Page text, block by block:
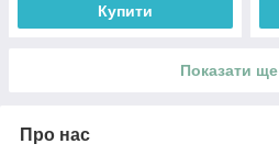
Купити
Показати ще
Про нас